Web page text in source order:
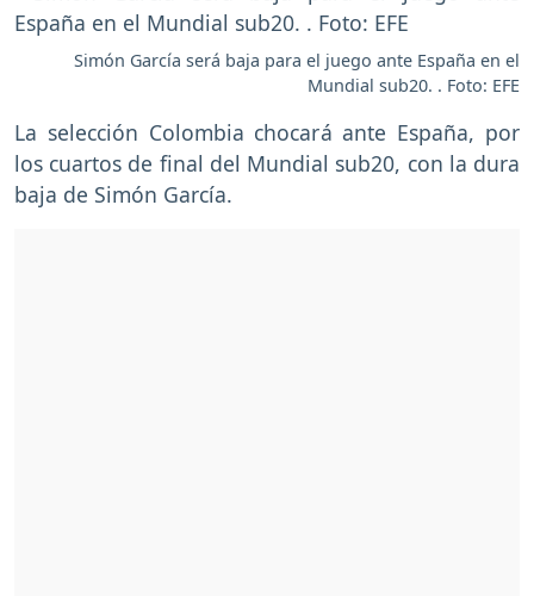
Simón García será baja para el juego ante España en el
Mundial sub20. . Foto: EFE
La selección Colombia chocará ante España, por
los cuartos de final del Mundial sub20, con la dura
baja de Simón García.